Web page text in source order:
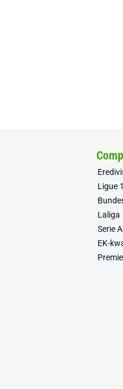
Ligue 1
Laliga
Serie A
EK-